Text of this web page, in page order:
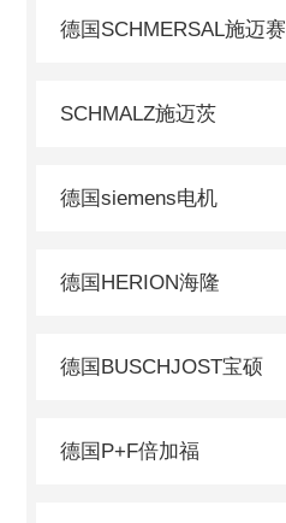
德国SCHMERSAL施迈赛
SCHMALZ施迈茨
德国siemens电机
德国HERION海隆
德国BUSCHJOST宝硕
德国P+F倍加福